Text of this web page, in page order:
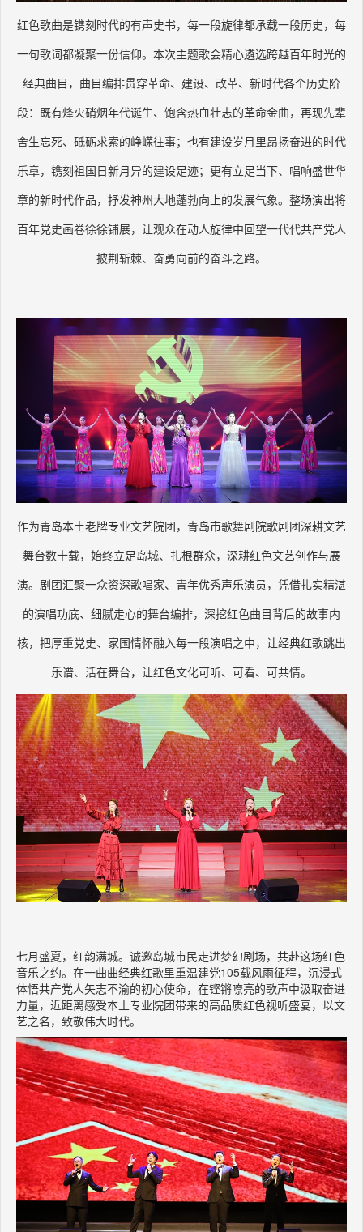
红色歌曲是镌刻时代的有声史书，每一段旋律都承载一段历史，每
一句歌词都凝聚一份信仰。本次主题歌会精心遴选跨越百年时光的
经典曲目，曲目编排贯穿革命、建设、改革、新时代各个历史阶
段：既有烽火硝烟年代诞生、饱含热血壮志的革命金曲，再现先辈
舍生忘死、砥砺求索的峥嵘往事；也有建设岁月里昂扬奋进的时代
乐章，镌刻祖国日新月异的建设足迹；更有立足当下、唱响盛世华
章的新时代作品，抒发神州大地蓬勃向上的发展气象。整场演出将
百年党史画卷徐徐铺展，让观众在动人旋律中回望一代代共产党人
披荆斩棘、奋勇向前的奋斗之路。
作为青岛本土老牌专业文艺院团，青岛市歌舞剧院歌剧团深耕文艺
舞台数十载，始终立足岛城、扎根群众，深耕红色文艺创作与展
演。剧团汇聚一众资深歌唱家、青年优秀声乐演员，凭借扎实精湛
的演唱功底、细腻走心的舞台编排，深挖红色曲目背后的故事内
核，把厚重党史、家国情怀融入每一段演唱之中，让经典红歌跳出
乐谱、活在舞台，让红色文化可听、可看、可共情。
七月盛夏，红韵满城。诚邀岛城市民走进梦幻剧场，共赴这场红色
音乐之约。在一曲曲经典红歌里重温建党105载风雨征程，沉浸式
体悟共产党人矢志不渝的初心使命，在铿锵嘹亮的歌声中汲取奋进
力量，近距离感受本土专业院团带来的高品质红色视听盛宴，以文
艺之名，致敬伟大时代。